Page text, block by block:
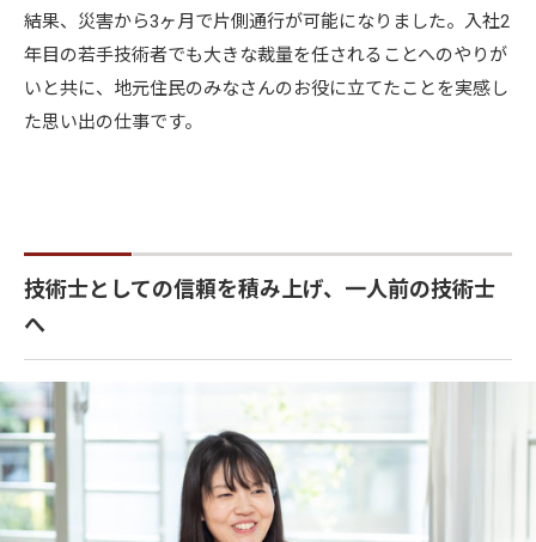
結果、災害から3ヶ月で片側通行が可能になりました。入社2
年目の若手技術者でも大きな裁量を任されることへのやりが
いと共に、地元住民のみなさんのお役に立てたことを実感し
た思い出の仕事です。
技術士としての信頼を積み上げ、一人前の技術士
へ